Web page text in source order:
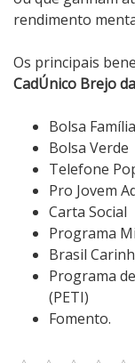
rendimento
Os principais
CadÚnico Brejo
Bolsa Família
Bolsa Verde
Telefone
Pro Jovem
Carta Social
Programa
Brasil
Programa
(PETI)
Fomento.